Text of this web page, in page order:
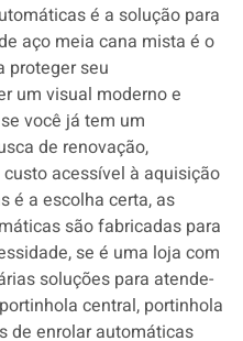
é a solução para
aço meia cana mista é o
proteger seu
um visual moderno e
você já tem um
de renovação,
acessível à aquisição
é a escolha certa, as
são fabricadas para
se é uma loja com
soluções para atende-
central, portinhola
de enrolar automáticas